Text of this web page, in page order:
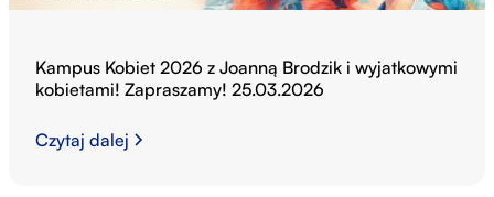
Kampus Kobiet 2026 z Joanną Brodzik i wyjatkowymi
kobietami! Zapraszamy! 25.03.2026
Czytaj dalej